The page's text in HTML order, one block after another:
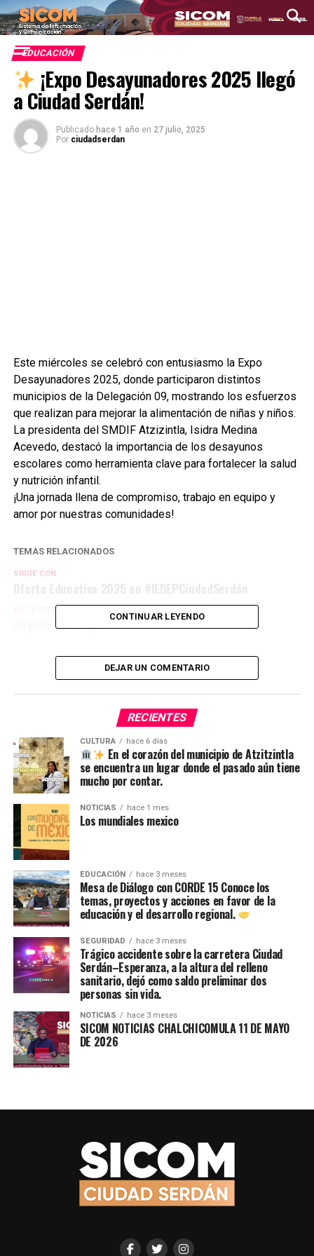
EDUCACIÓN
¡Expo Desayunadores 2025 llegó
a Ciudad Serdán!
Publicado hace 1 año en 27 julio, 2025
Por ciudadserdan
Este miércoles se celebró con entusiasmo la Expo
Desayunadores 2025, donde participaron distintos
municipios de la Delegación 09, mostrando los esfuerzos
que realizan para mejorar la alimentación de niñas y niños.
La presidenta del SMDIF Atzizintla, Isidra Medina
Acevedo, destacó la importancia de los desayunos
escolares como herramienta clave para fortalecer la salud
y nutrición infantil.
¡Una jornada llena de compromiso, trabajo en equipo y
amor por nuestras comunidades!
TEMAS RELACIONADOS
SIGUE CON
NO TE PIERDAS
¡Orgullo Conalep! CONTINUAR LEYENDO
DEJAR UN COMENTARIO
RECIENTES
CULTURA hace 6 días
En el corazón del municipio de Atzitzintla
se encuentra un lugar donde el pasado aún tiene
mucho por contar.
NOTICIAS hace 1 mes
Los mundiales mexico
EDUCACIÓN hace 3 meses
Mesa de Diálogo con CORDE 15 Conoce los
temas, proyectos y acciones en favor de la
educación y el desarrollo regional.
SEGURIDAD hace 3 meses
Trágico accidente sobre la carretera Ciudad
Serdán–Esperanza, a la altura del relleno
sanitario, dejó como saldo preliminar dos
personas sin vida.
NOTICIAS hace 3 meses
SICOM NOTICIAS CHALCHICOMULA 11 DE MAYO
DE 2026